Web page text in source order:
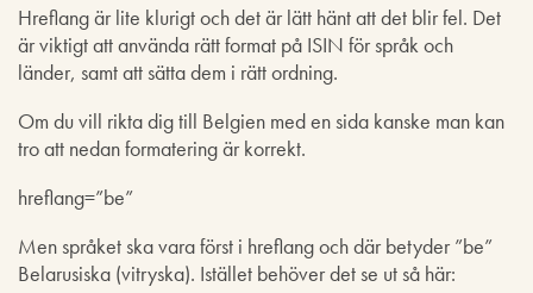
Hreflang är lite klurigt och det är lätt hänt att det blir fel. Det
är viktigt att använda rätt format på ISIN för språk och
länder, samt att sätta dem i rätt ordning.
Om du vill rikta dig till Belgien med en sida kanske man kan
tro att nedan formatering är korrekt.
hreflang=”be”
Men språket ska vara först i hreflang och där betyder ”be”
Belarusiska (vitryska). Istället behöver det se ut så här: